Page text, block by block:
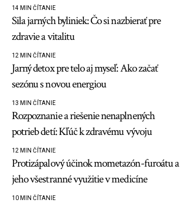
14 MIN ČÍTANIE
Sila jarných byliniek: Čo si nazbierať pre
zdravie a vitalitu
12 MIN ČÍTANIE
Jarný detox pre telo aj myseľ: Ako začať
sezónu s novou energiou
13 MIN ČÍTANIE
Rozpoznanie a riešenie nenaplnených
potrieb detí: Kľúč k zdravému vývoju
12 MIN ČÍTANIE
Protizápalový účinok mometazón-furoátu a
jeho všestranné využitie v medicíne
10 MIN ČÍTANIE